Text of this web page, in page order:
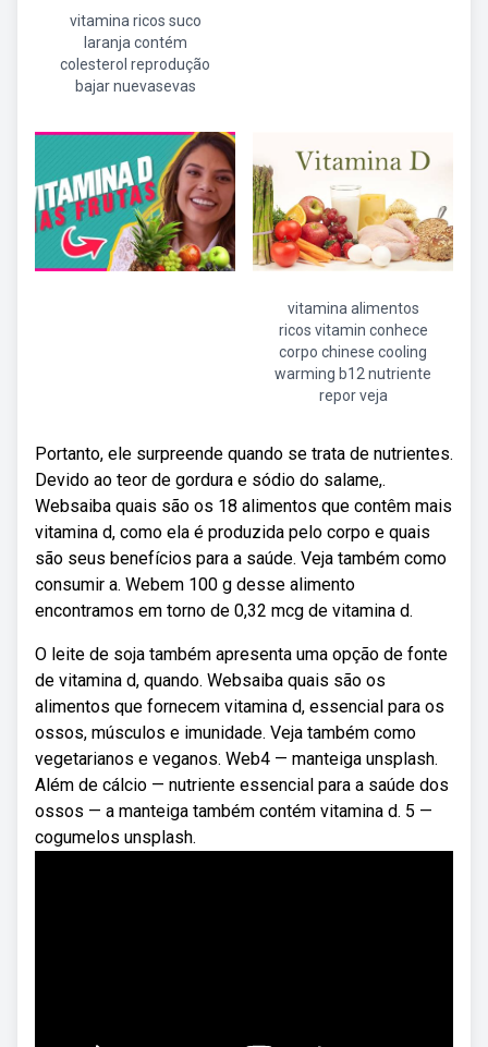
vitamina ricos suco
laranja contém
colesterol reprodução
bajar nuevasevas
vitamina alimentos
ricos vitamin conhece
corpo chinese cooling
warming b12 nutriente
repor veja
Portanto, ele surpreende quando se trata de nutrientes.
Devido ao teor de gordura e sódio do salame,.
Websaiba quais são os 18 alimentos que contêm mais
vitamina d, como ela é produzida pelo corpo e quais
são seus benefícios para a saúde. Veja também como
consumir a. Webem 100 g desse alimento
encontramos em torno de 0,32 mcg de vitamina d.
O leite de soja também apresenta uma opção de fonte
de vitamina d, quando. Websaiba quais são os
alimentos que fornecem vitamina d, essencial para os
ossos, músculos e imunidade. Veja também como
vegetarianos e veganos. Web4 — manteiga unsplash.
Além de cálcio — nutriente essencial para a saúde dos
ossos — a manteiga também contém vitamina d. 5 —
cogumelos unsplash.